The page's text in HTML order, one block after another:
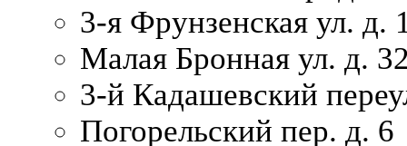
3-я Фрунзенская ул. д.
Малая Бронная ул. д.
3-й Кадашевский
Погорельский пер. д. 6